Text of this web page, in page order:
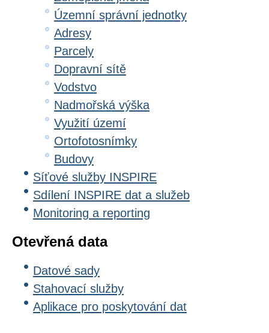
Územní správní jednotky
Adresy
Parcely
Dopravní sítě
Vodstvo
Nadmořská výška
Využití území
Ortofotosnímky
Budovy
Síťové služby INSPIRE
Sdílení INSPIRE dat a služeb
Monitoring a reporting
Otevřená data
Datové sady
Stahovací služby
Aplikace pro poskytování dat